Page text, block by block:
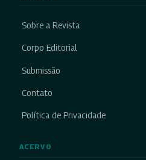
Sobre a Revista
Corpo Editorial
Submissão
Contato
Política de Privacidade
ACERVO